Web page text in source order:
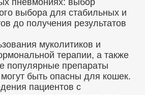
выбора для стабильных и
до получения результатов
муколитиков и
терапии, а также
популярные препараты
быть опасны для кошек.
пациентов с